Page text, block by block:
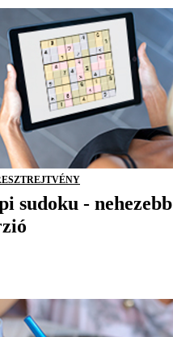
sudoku - nehezebb